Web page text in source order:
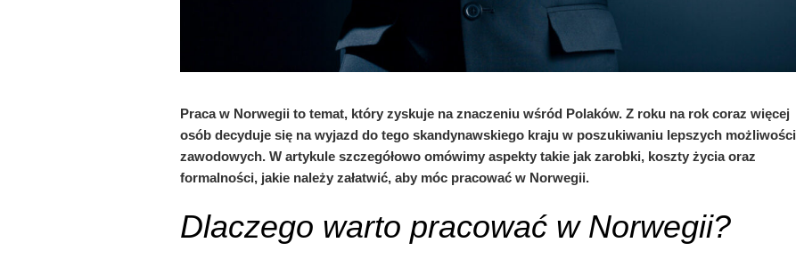
Praca w Norwegii to temat, który zyskuje na znaczeniu wśród Polaków. Z roku na rok coraz więcej
osób decyduje się na wyjazd do tego skandynawskiego kraju w poszukiwaniu lepszych możliwości
zawodowych. W artykule szczegółowo omówimy aspekty takie jak zarobki, koszty życia oraz
formalności, jakie należy załatwić, aby móc pracować w Norwegii.
Dlaczego warto pracować w Norwegii?